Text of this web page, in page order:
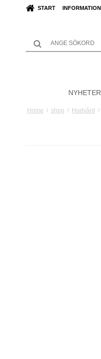
START INFORMATION
NYHETER
Home / shop / Hudvård /